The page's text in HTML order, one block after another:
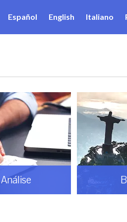
Español English Italiano
Análise